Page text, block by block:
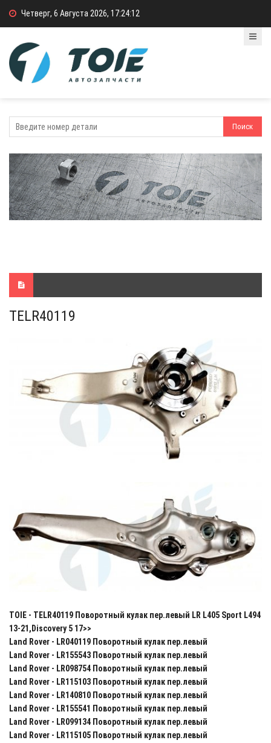
Четверг, 6 Августа 2026, 17:24:12
TELR40119
TOIE - TELR40119 Поворотный кулак пер.левый LR L405 Sport L494
13-21,Disсоvеry 5 17>>
Land Rover - LR040119 Поворотный кулак пер.левый
Land Rover - LR155543 Поворотный кулак пер.левый
Land Rover - LR098754 Поворотный кулак пер.левый
Land Rover - LR115103 Поворотный кулак пер.левый
Land Rover - LR140810 Поворотный кулак пер.левый
Land Rover - LR155541 Поворотный кулак пер.левый
Land Rover - LR099134 Поворотный кулак пер.левый
Land Rover - LR115105 Поворотный кулак пер.левый